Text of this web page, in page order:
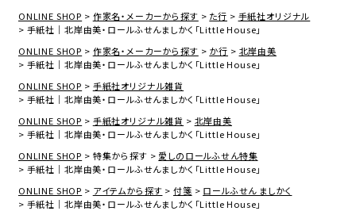
ONLINE SHOP 作家名・メーカーから探す た行
手紙社オリジナル
手紙社｜北岸由美・ロールふせんましかく「Little House」
ONLINE SHOP
作家名・メーカーから探す か行
北岸由美
手紙社｜北岸由美・ロールふせんましかく「Little House」
ONLINE SHOP
手紙社オリジナル雑貨
手紙社｜北岸由美・ロールふせんましかく「Little House」
ONLINE SHOP
手紙社オリジナル雑貨
北岸由美
手紙社｜北岸由美・ロールふせんましかく「Little House」
ONLINE SHOP
特集から探す
愛しのロールふせん特集
手紙社｜北岸由美・ロールふせんましかく「Little House」
ONLINE SHOP
アイテムから探す 付箋
ロールふせん ましかく
手紙社｜北岸由美・ロールふせんましかく「Little House」